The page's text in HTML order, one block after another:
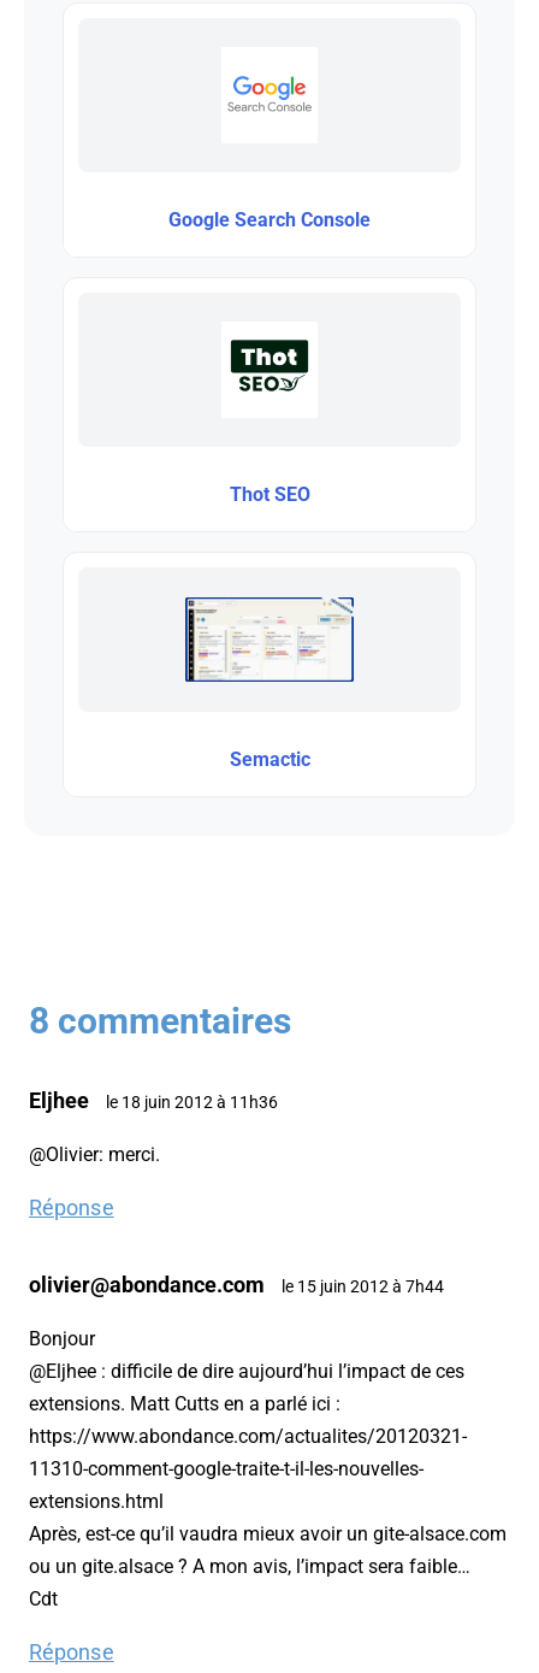
Google Search Console
Thot SEO
Semactic
8 commentaires
Eljhee le 18 juin 2012 à 11h36
@Olivier: merci.
Réponse
olivier@abondance.com le 15 juin 2012 à 7h44
Bonjour
@Eljhee : difficile de dire aujourd’hui l’impact de ces
extensions. Matt Cutts en a parlé ici :
https://www.abondance.com/actualites/20120321-
11310-comment-google-traite-t-il-les-nouvelles-
extensions.html
Après, est-ce qu’il vaudra mieux avoir un gite-alsace.com
ou un gite.alsace ? A mon avis, l’impact sera faible…
Cdt
Réponse